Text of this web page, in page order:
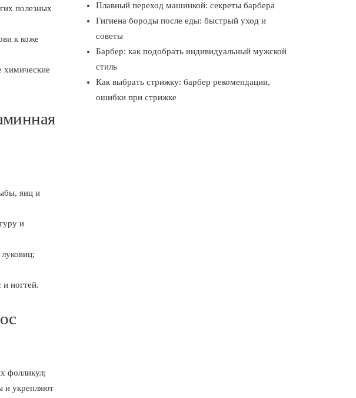
полезных
к коже
химические
яиц и
и
ногтей.
фолликул;
и укрепляют
Плавный переход машинкой: секреты барбера
Гигиена бороды после еды: быстрый уход и
советы
Барбер: как подобрать индивидуальный мужской
стиль
Как выбрать стрижку: барбер рекомендации,
ошибки при стрижке